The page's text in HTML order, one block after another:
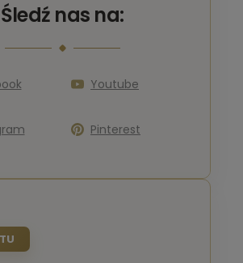
Śledź nas na:
Youtube
Pinterest